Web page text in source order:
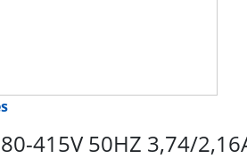
415V 50HZ 3,74/